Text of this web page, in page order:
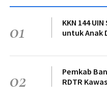
01
KKN 144
untuk Anak
02
Pemkab
RDTR